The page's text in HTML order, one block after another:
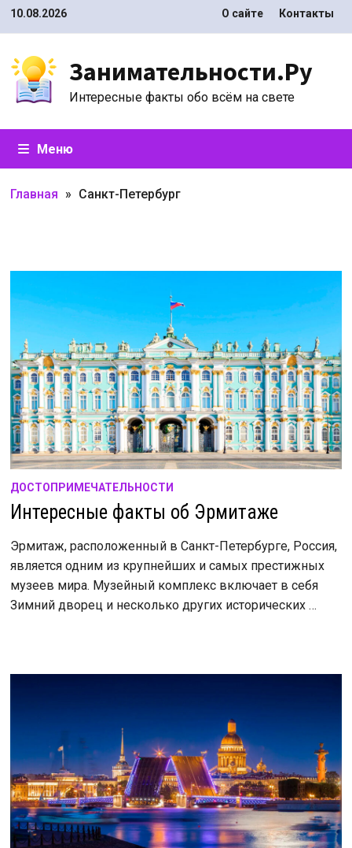
Перейти
10.08.2026 О сайте Контакты
Занимательности.Ру
Интересные факты обо всём на свете
Меню
Главная » Санкт-Петербург
ДОСТОПРИМЕЧАТЕЛЬНОСТИ
Интересные факты об Эрмитаже
Эрмитаж, расположенный в Санкт-Петербурге, Россия,
является одним из крупнейших и самых престижных
музеев мира. Музейный комплекс включает в себя
Зимний дворец и несколько других исторических …